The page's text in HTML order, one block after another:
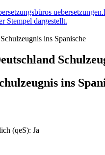
ins Spanische
ins
(qeS): Ja